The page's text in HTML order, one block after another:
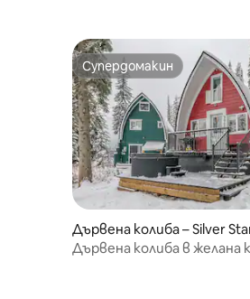
Супердомакин
Супердомакин
Дървена колиба – Silver
ountain
Дървена колиба в желана